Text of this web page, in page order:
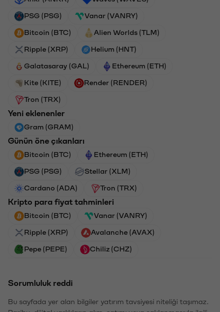
PSG (PSG) Vanar (VANRY)
Bitcoin (BTC) Alien Worlds (TLM)
Ripple (XRP) Helium (HNT)
Galatasaray (GAL) Ethereum (ETH)
Kite (KITE) Render (RENDER)
Tron (TRX)
Yeni eklenenler
Gram (GRAM)
Günün öne çıkanları
Bitcoin (BTC) Ethereum (ETH)
PSG (PSG) Stellar (XLM)
Cardano (ADA) Tron (TRX)
Kripto para fiyat tahminleri
Bitcoin (BTC) Vanar (VANRY)
Ripple (XRP) Avalanche (AVAX)
Pepe (PEPE) Chiliz (CHZ)
Sorumluluk reddi
Bu sayfada yer alan bilgiler yatırım tavsiyesi niteliği taşımaz.